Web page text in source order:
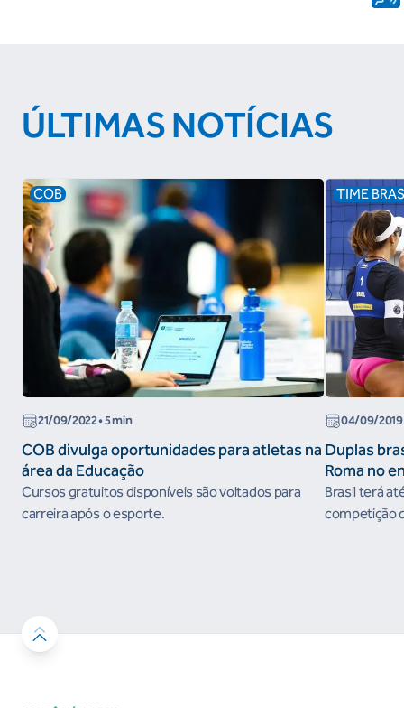
ÚLTIMAS NOTÍCIAS
COB
21/09/2022• 5 min
COB divulga oportunidades para atletas na
área da Educação
Cursos gratuitos disponíveis são voltados para
carreira após o esporte.
TIME
04/09/2019
Duplas
Roma no
do
Brasil terá
competição